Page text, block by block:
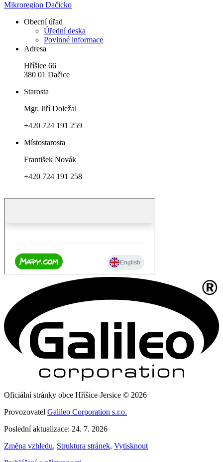
Mikroregion Dačicko
Obecní úřad
Úřední deska
Povinné informace
Adresa
Hříšice 66
380 01 Dačice
Starosta
Mgr. Jiří Doležal
+420 724 191 259
Místostarosta
František Novák
+420 724 191 258
Oficiální stránky obce Hříšice-Jersice © 2026
Provozovatel Galileo Corporation s.r.o.
Poslední aktualizace: 24. 7. 2026
Změna vzhledu, Struktura stránek, Vytisknout